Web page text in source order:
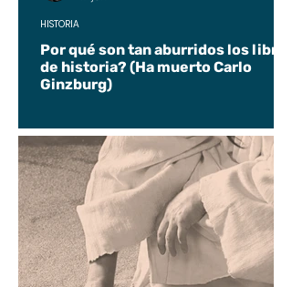
Por qué son tan aburridos los libros
de historia? (Ha muerto Carlo
Ginzburg)
HISTORIA